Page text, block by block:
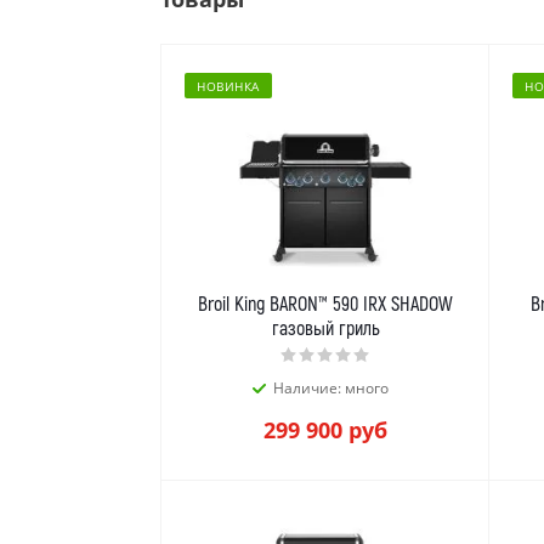
НОВИНКА
Broil King BARON™ 590 IRX SHADOW
газовый гриль
Наличие: много
299 900 руб